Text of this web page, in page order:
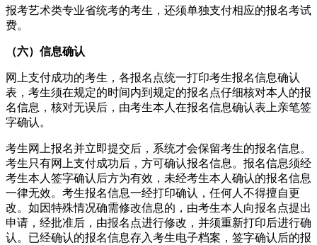
报考艺术类专业省统考的考生，还须单独支付相应的报名考试
费。
（六）信息确认
网上支付成功的考生，各报名点统一打印考生报名信息确认
表，考生须在规定的时间内到规定的报名点仔细核对本人的报
名信息，核对无误后，由考生本人在报名信息确认表上亲笔签
字确认。
考生网上报名并立即提交后，系统才会保留考生的报名信息。
考生只有网上支付成功后，方可确认报名信息。报名信息须经
考生本人签字确认后方为有效，未经考生本人确认的报名信息
一律无效。考生报名信息一经打印确认，任何人不得擅自更
改。如因特殊情况确需修改信息的，由考生本人向报名点提出
申请，经批准后，由报名点进行修改，并须重新打印后进行确
认。已经确认的报名信息存入考生电子档案，签字确认后的报